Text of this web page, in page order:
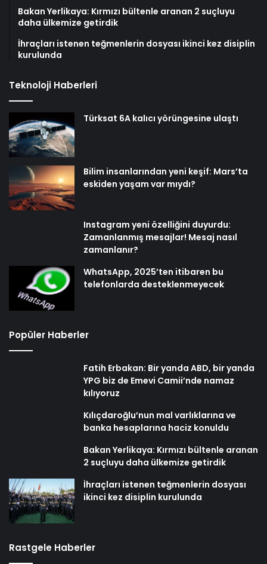
Bakan Yerlikaya: Kırmızı bültenle aranan 2 suçluyu
daha ülkemize getirdik
İhraçları istenen teğmenlerin dosyası ikinci kez disiplin
kurulunda
Teknoloji Haberleri
Türksat 6A kalıcı yörüngesine ulaştı
Bilim insanlarından yeni keşif: Mars’ta
eskiden yaşam var mıydı?
Instagram yeni özelliğini duyurdu:
Zamanlanmış mesajlar! Mesaj nasıl
zamanlanır?
WhatsApp, 2025’ten itibaren bu
telefonlarda desteklenmeyecek
Popüler Haberler
Fatih Erbakan: Bir yanda ABD, bir yanda
YPG biz de Emevi Camii’nde namaz
kılıyoruz
Kılıçdaroğlu’nun mal varlıklarına ve
banka hesaplarına haciz konuldu
Bakan Yerlikaya: Kırmızı bültenle aranan
2 suçluyu daha ülkemize getirdik
İhraçları istenen teğmenlerin dosyası
ikinci kez disiplin kurulunda
Rastgele Haberler